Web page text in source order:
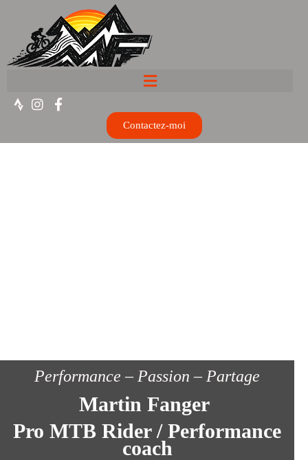
Contactez-moi
Performance – Passion – Partage
Martin Fanger
Pro MTB Rider / Performance
coach